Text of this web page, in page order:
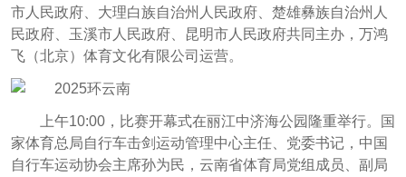
市人民政府、大理白族自治州人民政府、楚雄彝族自治州人
民政府、玉溪市人民政府、昆明市人民政府共同主办，万鸿
飞（北京）体育文化有限公司运营。
上午10:00，比赛开幕式在丽江中济海公园隆重举行。国
家体育总局自行车击剑运动管理中心主任、党委书记，中国
自行车运动协会主席孙为民，云南省体育局党组成员、副局